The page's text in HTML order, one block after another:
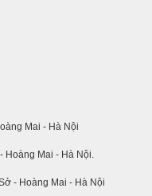
Mai - Hà Nội
Hoàng Mai - Hà Nội.
- Hoàng Mai - Hà Nội